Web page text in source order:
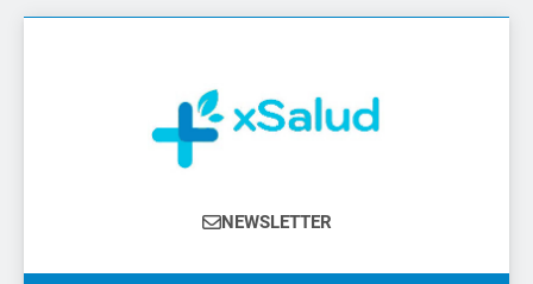
XSalud
Noticias Del Sector Salud. Congresos Y
Farmacéutica, Atención Primaria,
NEWSLETTER